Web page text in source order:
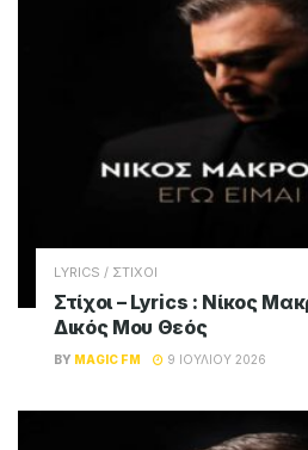
LYRICS / ΣΤΙΧΟΙ
Στίχοι – Lyrics : Νίκος
Δικός Μου Θεός
BY MAGIC FM 9 ΙΟΥΛΊΟΥ 2026